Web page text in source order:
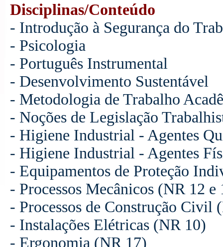
Disciplinas/Conteúdo
- Introdução à Segurança do
- Psicologia
- Português Instrumental
- Desenvolvimento Sustentável
- Metodologia de Trabalho
- Noções de Legislação
- Higiene Industrial - Agentes
- Higiene Industrial - Agentes
- Equipamentos de Proteção
- Processos Mecânicos (NR 12 e
- Processos de Construção Civil
- Instalações Elétricas (NR 10)
- Ergonomia (NR 17)